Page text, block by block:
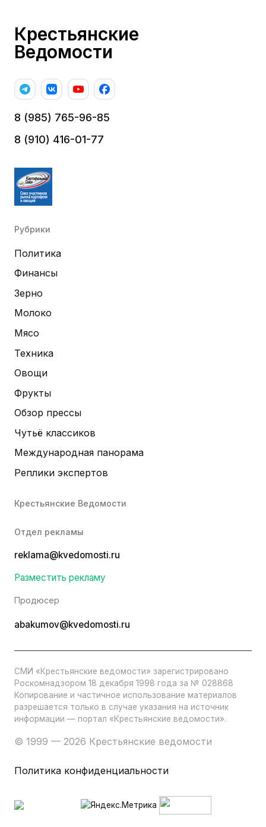
Крестьянские
Ведомости
8 (985) 765-96-85
8 (910) 416-01-77
Рубрики
Политика
Финансы
Зерно
Молоко
Мясо
Техника
Овощи
Фрукты
Обзор прессы
Чутьё классиков
Международная панорама
Реплики экспертов
Крестьянские Ведомости
Отдел рекламы
reklama@kvedomosti.ru
Разместить рекламу
Продюсер
abakumov@kvedomosti.ru
СМИ «Крестьянские ведомости» зарегистрировано
Роскомнадзором 18 декабря 1998 года за № 028868
Копирование и частичное использование материалов
разрешается только в случае указания на источник
информации — портал «Крестьянские ведомости».
© 1999 — 2026 Крестьянские ведомости
Политика конфиденциальности